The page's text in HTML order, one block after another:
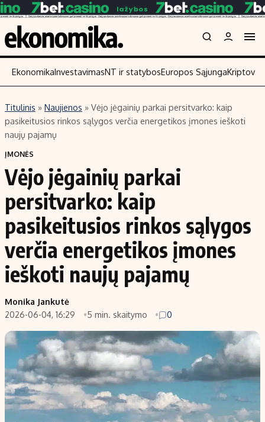
Turinys
Naujienos
Aplinka
Verslas
Energetika
Politika
NT ir statybos
Skaitykite
Žemės ūkis
Technologijos
Laisvalaikis
Investavimas
Akcijų rinka
Saulės elektrinės
Kriptovaliutos
Infliacija
Migracija
Titulinis
Nedarbo išmokos skaičiuoklė
Indėliai
Indėlių skaičiuoklė
Būsto finansai
Įdomios naujienos
EkonomikaInvestavimasNT ir statybosEuropos Sąjunga
Titulinis » Naujienos » Vėjo jėgainių parkai persitvarko: kaip
pasikeitusios rinkos sąlygos verčia energetikos įmones ieškoti
naujų pajamų
ĮMONĖS
Vėjo jėgainių parkai
persitvarko: kaip
pasikeitusios rinkos sąlygos
verčia energetikos įmones
ieškoti naujų pajamų
Monika Jankutė
2026-06-04, 16:29
5 min. skaitymo 0